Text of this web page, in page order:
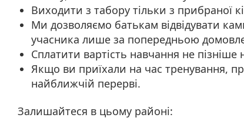
Виходити з табору тільки з прибраної
Ми дозволяємо батькам відвідувати
учасника лише за попередньою
Сплатити вартість навчання не пізніше
Якщо ви приїхали на час тренування,
найближчій перерві.
Залишайтеся в цьому районі: